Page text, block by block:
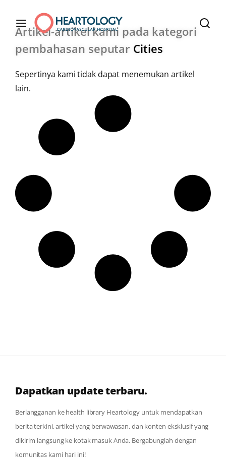
Artikel-artikel kami pada kategori
pembahasan seputar Cities
Sepertinya kami tidak dapat menemukan artikel
lain.
Dapatkan update terbaru.
Berlangganan ke health library Heartology untuk mendapatkan
berita terkini, artikel yang berwawasan, dan konten eksklusif yang
dikirim langsung ke kotak masuk Anda. Bergabunglah dengan
komunitas kami hari ini!